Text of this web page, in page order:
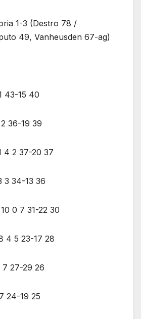
1-3 (Destro 78 /
49, Vanheusden 67-ag)
43-15 40
36-19 39
4 2 37-20 37
3 34-13 36
0 7 31-22 30
4 5 23-17 28
7 27-29 26
24-19 25